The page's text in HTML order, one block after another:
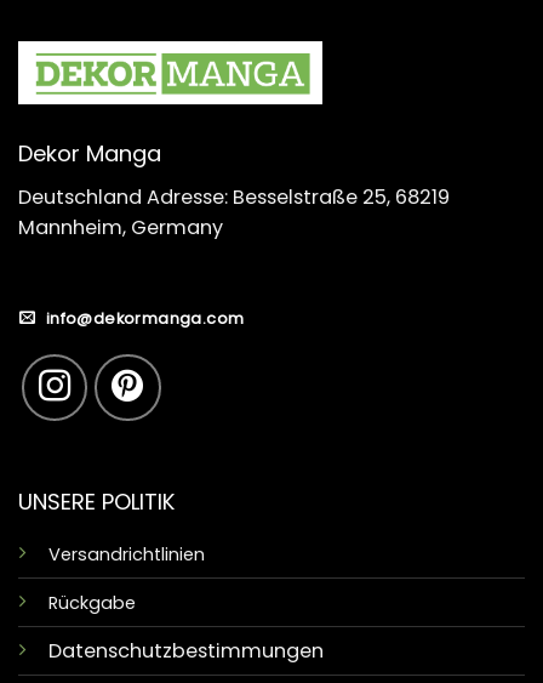
Dekor Manga
Deutschland Adresse: Besselstraße 25, 68219
Mannheim, Germany
info@dekormanga.com
UNSERE POLITIK
Versandrichtlinien
Rückgabe
Datenschutzbestimmungen